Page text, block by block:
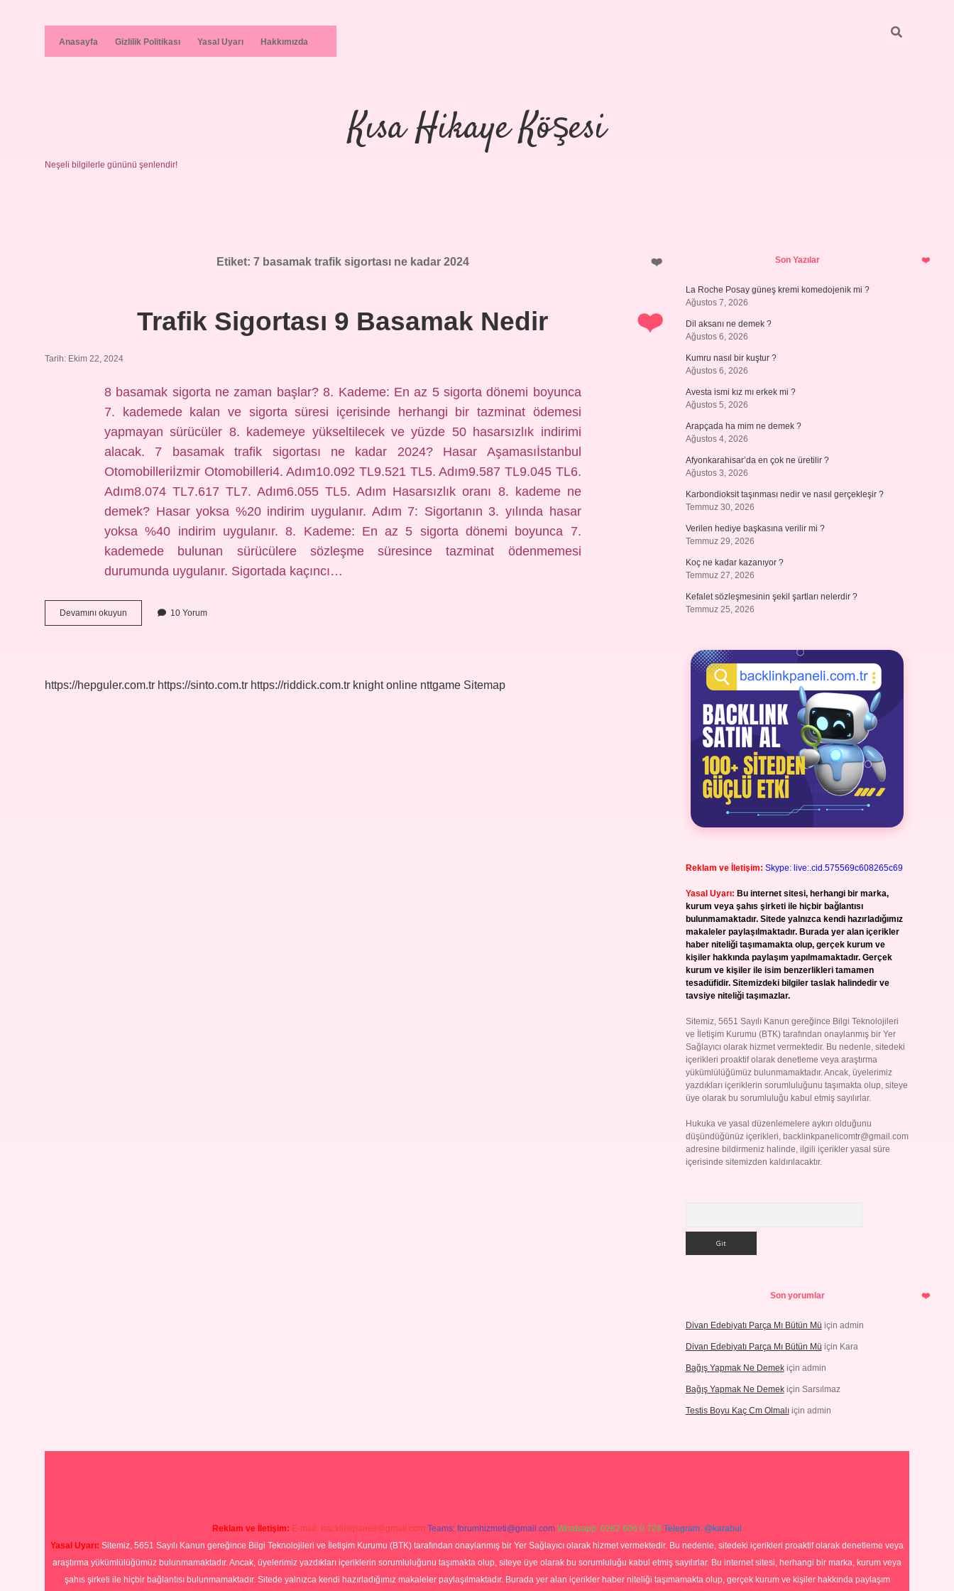
Anasayfa Gizlilik Politikası Yasal Uyarı Hakkımızda
Kısa Hikaye Köşesi
Neşeli bilgilerle gününü şenlendir!
Etiket: 7 basamak trafik sigortası ne kadar 2024
Trafik Sigortası 9 Basamak Nedir
Tarih: Ekim 22, 2024
8 basamak sigorta ne zaman başlar? 8. Kademe: En az 5 sigorta dönemi boyunca
7. kademede kalan ve sigorta süresi içerisinde herhangi bir tazminat ödemesi
yapmayan sürücüler 8. kademeye yükseltilecek ve yüzde 50 hasarsızlık indirimi
alacak. 7 basamak trafik sigortası ne kadar 2024? Hasar Aşamasıİstanbul
Otomobilleriİzmir Otomobilleri4. Adım10.092 TL9.521 TL5. Adım9.587 TL9.045 TL6.
Adım8.074 TL7.617 TL7. Adım6.055 TL5. Adım Hasarsızlık oranı 8. kademe ne
demek? Hasar yoksa %20 indirim uygulanır. Adım 7: Sigortanın 3. yılında hasar
yoksa %40 indirim uygulanır. 8. Kademe: En az 5 sigorta dönemi boyunca 7.
kademede bulunan sürücülere sözleşme süresince tazminat ödenmemesi
durumunda uygulanır. Sigortada kaçıncı…
Devamını okuyun
Sigortası
10 Yorum
https://hepguler.com.tr https://sinto.com.tr https://riddick.com.tr knight online nttgame Sitemap
SidebarSon Yazılar
La Roche Posay güneş kremi komedojenik mi ?
Ağustos 7, 2026
Dil aksanı ne demek ?
Ağustos 6, 2026
Kumru nasıl bir kuştur ?
Ağustos 6, 2026
Avesta ismi kız mı erkek mi ?
Ağustos 5, 2026
Arapçada ha mim ne demek ?
Ağustos 4, 2026
Afyonkarahisar’da en çok ne üretilir ?
Ağustos 3, 2026
Karbondioksit taşınması nedir ve nasıl gerçekleşir ?
Temmuz 30, 2026
Verilen hediye başkasına verilir mi ?
Temmuz 29, 2026
Koç ne kadar kazanıyor ?
Temmuz 27, 2026
Kefalet sözleşmesinin şekil şartları nelerdir ?
Temmuz 25, 2026
Reklam ve İletişim: Skype: live:.cid.575569c608265c69
Yasal Uyarı: Bu internet sitesi, herhangi bir marka,
kurum veya şahıs şirketi ile hiçbir bağlantısı
bulunmamaktadır. Sitede yalnızca kendi hazırladığımız
makaleler paylaşılmaktadır. Burada yer alan içerikler
haber niteliği taşımamakta olup, gerçek kurum ve
kişiler hakkında paylaşım yapılmamaktadır. Gerçek
kurum ve kişiler ile isim benzerlikleri tamamen
tesadüfidir. Sitemizdeki bilgiler taslak halindedir ve
tavsiye niteliği taşımazlar.
Sitemiz, 5651 Sayılı Kanun gereğince Bilgi Teknolojileri
ve İletişim Kurumu (BTK) tarafından onaylanmış bir Yer
Sağlayıcı olarak hizmet vermektedir. Bu nedenle, sitedeki
içerikleri proaktif olarak denetleme veya araştırma
yükümlülüğümüz bulunmamaktadır. Ancak, üyelerimiz
yazdıkları içeriklerin sorumluluğunu taşımakta olup, siteye
üye olarak bu sorumluluğu kabul etmiş sayılırlar.
Hukuka ve yasal düzenlemelere aykırı olduğunu
düşündüğünüz içerikleri, backlinkpanelicomtr@gmail.com
adresine bildirmeniz halinde, ilgili içerikler yasal süre
içerisinde sitemizden kaldırılacaktır.
Son yorumlar
Divan Edebiyatı Parça Mı Bütün Mü için admin
Divan Edebiyatı Parça Mı Bütün Mü için Kara
Bağış Yapmak Ne Demekiçin admin
Bağış Yapmak Ne Demekiçin Sarsılmaz
Testis Boyu Kaç Cm Olmalıiçin admin
Reklam ve İletişim: E-mail: backlinkpaneli@gmail.com Teams: forumhizmeti@gmail.com Whatsapp: 0262 606 0 726 Telegram: @karabul
Yasal Uyarı: Sitemiz, 5651 Sayılı Kanun gereğince Bilgi Teknolojileri ve İletişim Kurumu (BTK) tarafından onaylanmış bir Yer Sağlayıcı olarak hizmet vermektedir. Bu nedenle, sitedeki içerikleri proaktif olarak denetleme veya
araştırma yükümlülüğümüz bulunmamaktadır. Ancak, üyelerimiz yazdıkları içeriklerin sorumluluğunu taşımakta olup, siteye üye olarak bu sorumluluğu kabul etmiş sayılırlar. Bu internet sitesi, herhangi bir marka, kurum veya
şahıs şirketi ile hiçbir bağlantısı bulunmamaktadır. Sitede yalnızca kendi hazırladığımız makaleler paylaşılmaktadır. Burada yer alan içerikler haber niteliği taşımamakta olup, gerçek kurum ve kişiler hakkında paylaşım